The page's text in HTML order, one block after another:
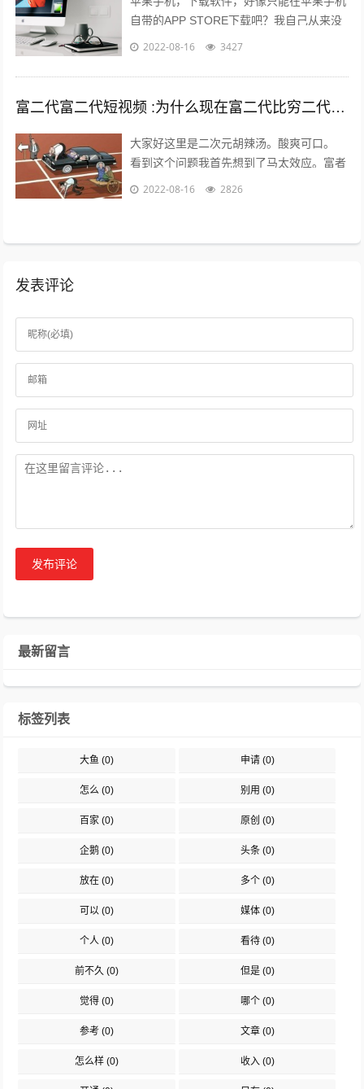
自带的APP STORE下载吧？我自己从来没
有尝试过在其他地方下载，在越狱最火热的
2022-08-16 3427
富二代富二代短视频 :为什么现在富二代比穷二代努力？
大家好这里是二次元胡辣汤。酸爽可口。
看到这个问题我首先想到了马太效应。富者
更富，穷者更穷。这也是一个不争的事实。
2022-08-16 2826
发表评论
发布评论
最新留言
标签列表
大鱼 (0) 申请(0)
怎么 (0) 别用 (0)
百家 (0) 原创 (0)
企鹅 (0) 头条(0)
放在 (0) 多个(0)
可以 (0) 媒体(0)
个人 (0) 看待(0)
前不久 (0) 但是(0)
觉得 (0) 哪个(0)
参考 (0) 文章(0)
怎么样 (0) 收入(0)